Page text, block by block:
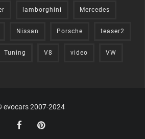
lamborghini Mercedes
Nissan Porsche teaser2
Tuning V8 video VW
evocars 2007-2024